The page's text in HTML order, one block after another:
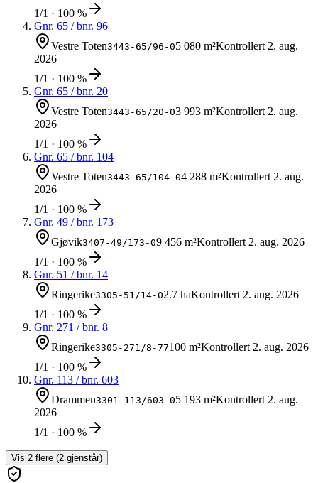
1/1 · 100 %
Gnr. 65 / bnr. 96
Vestre Toten3443-65/96-05 080 m²Kontrollert 2. aug.
2026
1/1 · 100 %
Gnr. 65 / bnr. 20
Vestre Toten3443-65/20-03 993 m²Kontrollert 2. aug.
2026
1/1 · 100 %
Gnr. 65 / bnr. 104
Vestre Toten3443-65/104-04 288 m²Kontrollert 2. aug.
2026
1/1 · 100 %
Gnr. 49 / bnr. 173
Gjøvik3407-49/173-09 456 m²Kontrollert 2. aug. 2026
1/1 · 100 %
Gnr. 51 / bnr. 14
Ringerike3305-51/14-02.7 haKontrollert 2. aug. 2026
1/1 · 100 %
Gnr. 271 / bnr. 8
Ringerike3305-271/8-77100 m²Kontrollert 2. aug. 2026
1/1 · 100 %
Gnr. 113 / bnr. 603
Drammen3301-113/603-05 193 m²Kontrollert 2. aug.
2026
1/1 · 100 %
Vis 2 flere (2 gjenstår)